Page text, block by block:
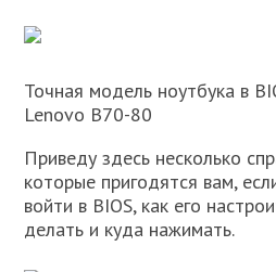
Точная модель ноутбука в
Lenovo B70-80
Приведу здесь несколько
которые пригодятся вам,
войти в BIOS, как его
делать и куда нажимать.